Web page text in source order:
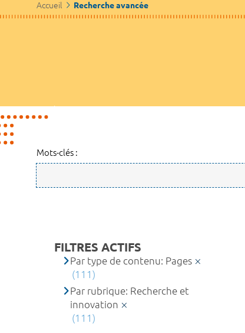
Accueil Recherche avancée
Mots-clés :
FILTRES ACTIFS
Par type de contenu: Pages
(111)
Par rubrique: Recherche et
innovation
(111)